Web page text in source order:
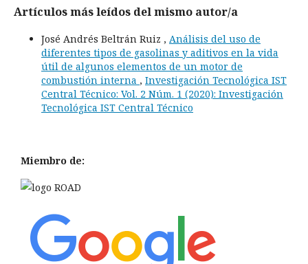
Artículos más leídos del mismo autor/a
José Andrés Beltrán Ruiz , Análisis del uso de
diferentes tipos de gasolinas y aditivos en la vida
útil de algunos elementos de un motor de
combustión interna , Investigación Tecnológica IST
Central Técnico: Vol. 2 Núm. 1 (2020): Investigación
Tecnológica IST Central Técnico
Miembro de: